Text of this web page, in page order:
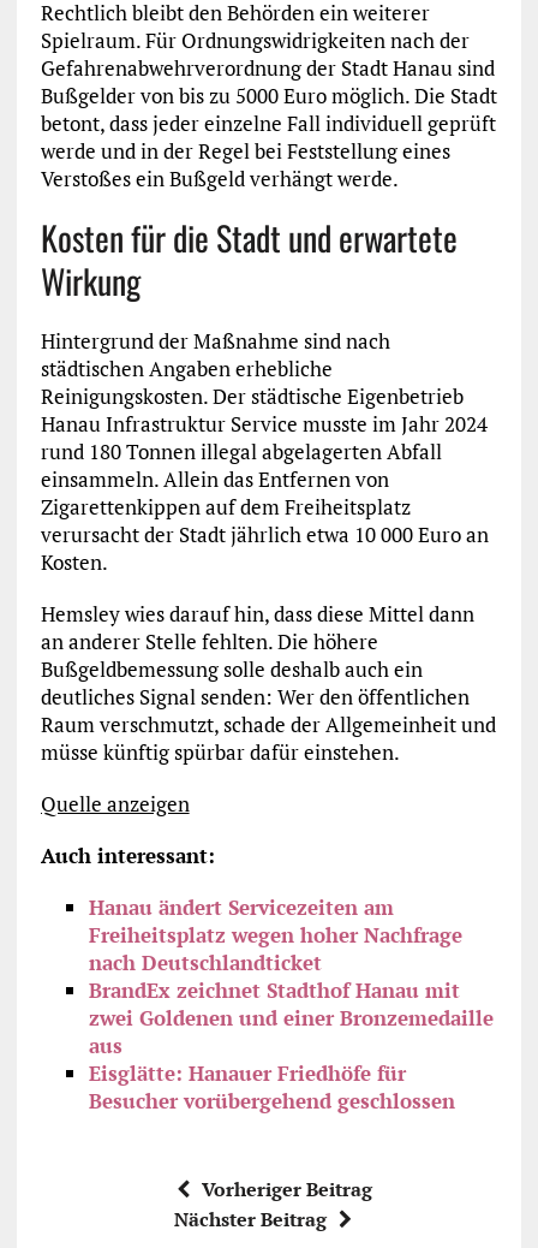
Rechtlich bleibt den Behörden ein weiterer
Spielraum. Für Ordnungswidrigkeiten nach der
Gefahrenabwehrverordnung der Stadt Hanau sind
Bußgelder von bis zu 5000 Euro möglich. Die Stadt
betont, dass jeder einzelne Fall individuell geprüft
werde und in der Regel bei Feststellung eines
Verstoßes ein Bußgeld verhängt werde.
Kosten für die Stadt und erwartete
Wirkung
Hintergrund der Maßnahme sind nach
städtischen Angaben erhebliche
Reinigungskosten. Der städtische Eigenbetrieb
Hanau Infrastruktur Service musste im Jahr 2024
rund 180 Tonnen illegal abgelagerten Abfall
einsammeln. Allein das Entfernen von
Zigarettenkippen auf dem Freiheitsplatz
verursacht der Stadt jährlich etwa 10 000 Euro an
Kosten.
Hemsley wies darauf hin, dass diese Mittel dann
an anderer Stelle fehlten. Die höhere
Bußgeldbemessung solle deshalb auch ein
deutliches Signal senden: Wer den öffentlichen
Raum verschmutzt, schade der Allgemeinheit und
müsse künftig spürbar dafür einstehen.
Quelle anzeigen
Auch interessant:
Hanau ändert Servicezeiten am
Freiheitsplatz wegen hoher Nachfrage
nach Deutschlandticket
BrandEx zeichnet Stadthof Hanau mit
zwei Goldenen und einer Bronzemedaille
aus
Eisglätte: Hanauer Friedhöfe für
Besucher vorübergehend geschlossen
Vorheriger Beitrag
Nächster Beitrag